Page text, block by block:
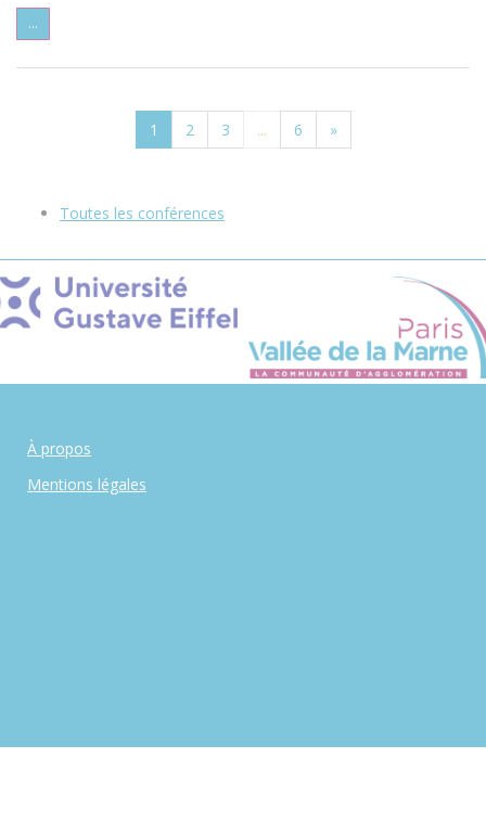
...
1 2 3 ... 6 »
Toutes les conférences
À propos
Mentions légales